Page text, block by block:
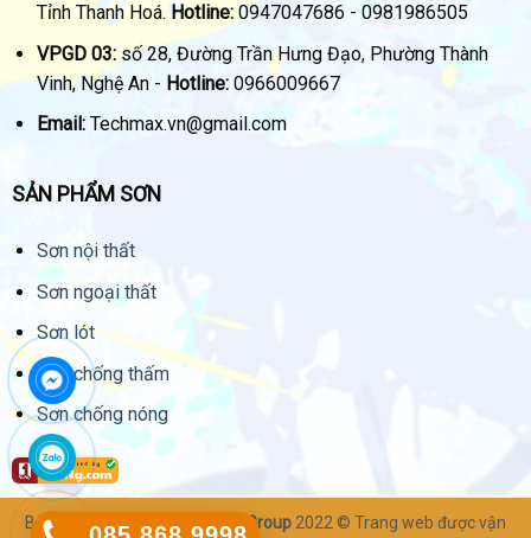
Tỉnh Thanh Hoá.Hotline:0947047686 - 0981986505
VPGD 03:số 28, Đường Trần Hưng Đạo, Phường Thành
Vinh, Nghệ An - Hotline:0966009667
Email:Techmax.vn@gmail.com
SẢN PHẨM SƠN
Sơn nội thất
Sơn ngoại thất
Sơn lót
Sơn chống thấm
Sơn chống nóng
Bản quyền thuộc vềTechmax Group 2022 © Trang web được vận